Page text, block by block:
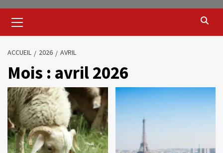
ACCUEIL 2026 AVRIL
Mois : avril 2026